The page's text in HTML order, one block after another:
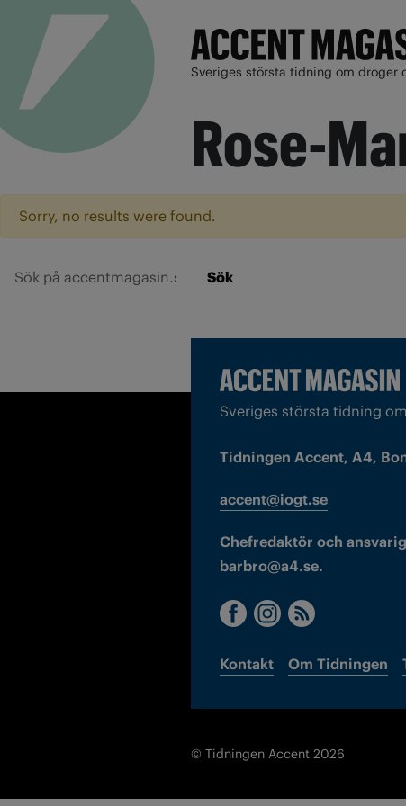
Sveriges största tidning om droger
Rose-
Sorry, no results were found.
Sök
Sveriges största tidning
Tidningen Accent, A4,
accent@iogt.se
Chefredaktör och
barbro@a4.se.
Kontakt Om Tidningen
© Tidningen Accent 2026